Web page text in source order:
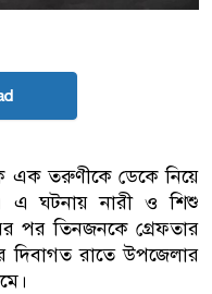
এক তরুণীকে ডেকে নিয়ে
এ ঘটনায় নারী ও শিশু
পর তিনজনকে গ্রেফতার
দিবাগত রাতে উপজেলার